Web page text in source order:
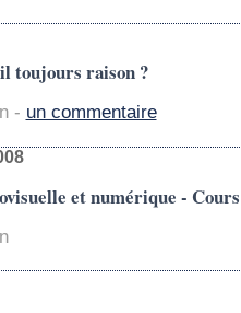
toujours raison ?
- un commentaire
et numérique -